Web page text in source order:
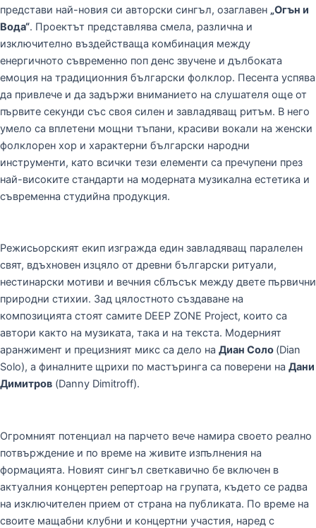
представи най-новия си авторски сингъл, озаглавен „Огън и
Вода“. Проектът представлява смела, различна и
изключително въздействаща комбинация между
енергичното съвременно поп денс звучене и дълбоката
емоция на традиционния български фолклор. Песента успява
да привлече и да задържи вниманието на слушателя още от
първите секунди със своя силен и завладяващ ритъм. В него
умело са вплетени мощни тъпани, красиви вокали на женски
фолклорен хор и характерни български народни
инструменти, като всички тези елементи са пречупени през
най-високите стандарти на модерната музикална естетика и
съвременна студийна продукция.
Режисьорският екип изгражда един завладяващ паралелен
свят, вдъхновен изцяло от древни български ритуали,
нестинарски мотиви и вечния сблъсък между двете първични
природни стихии. Зад цялостното създаване на
композицията стоят самите DEEP ZONE Project, които са
автори както на музиката, така и на текста. Модерният
аранжимент и прецизният микс са дело на Диан Соло (Dian
Solo), а финалните щрихи по мастъринга са поверени на Дани
Димитров (Danny Dimitroff).
Огромният потенциал на парчето вече намира своето реално
потвърждение и по време на живите изпълнения на
формацията. Новият сингъл светкавично бе включен в
актуалния концертен репертоар на групата, където се радва
на изключителен прием от страна на публиката. По време на
своите мащабни клубни и концертни участия, наред с